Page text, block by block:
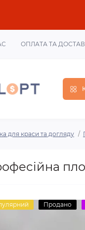
ОПЛАТА ТА
для краси та догляду
Продано